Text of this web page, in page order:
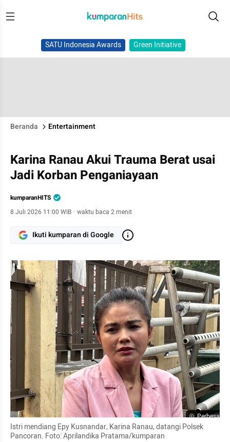
SATU Indonesia Awards Green Initiative
Beranda Entertainment
Karina Ranau Akui Trauma Berat usai
Jadi Korban Penganiayaan
kumparanHITS
8 Juli 2026 11:00 WIB · waktu baca 2 menit
Ikuti kumparan di Google
Perbesar
Istri mendiang Epy Kusnandar, Karina Ranau, datangi Polsek
Pancoran. Foto: Aprilandika Pratama/kumparan